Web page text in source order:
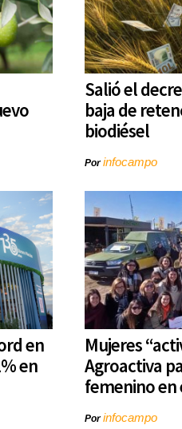
Salió el
baja de
biodiésel
Porinfocampo
en
en
Mujeres
Agroactiva
femenino en
Porinfocampo